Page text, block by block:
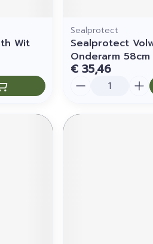
Wit
Sealprotect
Sealprotect
Onderarm 58cm
€ 35,46